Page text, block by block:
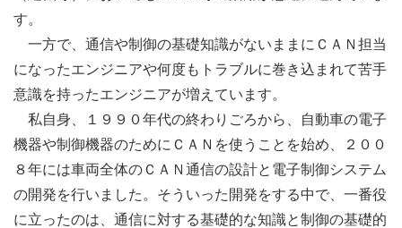
す。
一方で、通信や制御の基礎知識がないままにＣＡＮ担当
になったエンジニアや何度もトラブルに巻き込まれて苦手
意識を持ったエンジニアが増えています。
私自身、１９９０年代の終わりごろから、自動車の電子
機器や制御機器のためにＣＡＮを使うことを始め、２００
８年には車両全体のＣＡＮ通信の設計と電子制御システム
の開発を行いました。そういった開発をする中で、一番役
に立ったのは、通信に対する基礎的な知識と制御の基礎的